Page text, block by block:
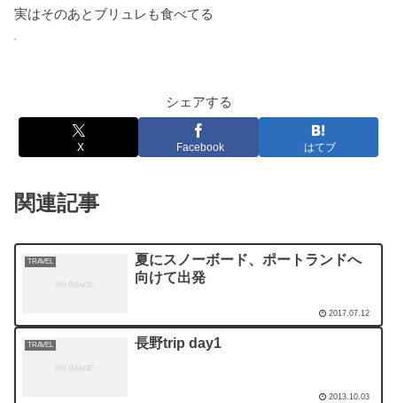
実はそのあとブリュレも食べてる
シェアする
X Facebook はてブ
関連記事
TRAVEL
夏にスノーボード、ポートランドへ
向けて出発
2017.07.12
TRAVEL 長野trip day1
2013.10.03